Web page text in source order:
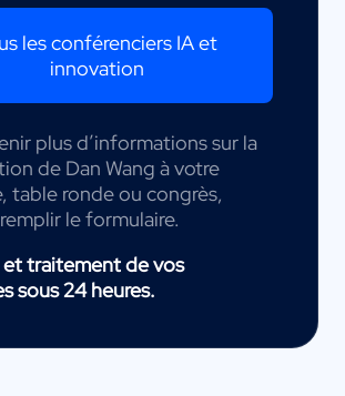
les conférenciers IA et
innovation
plus d’informations sur la
de Dan Wang à votre
table ronde ou congrès,
le formulaire.
et traitement de vos
sous 24 heures.